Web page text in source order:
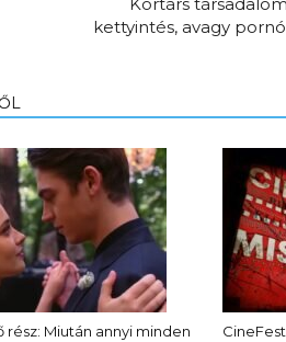
kettyintés, avagy
rész: Miután annyi minden